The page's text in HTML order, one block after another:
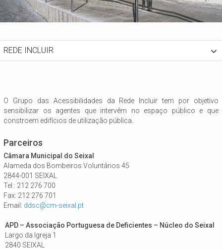
REDE INCLUIR
O Grupo das Acessibilidades da Rede Incluir tem por objetivo
sensibilizar os agentes que intervêm no espaço público e que
constroem edifícios de utilização pública.
Parceiros
Câmara Municipal do Seixal
Alameda dos Bombeiros Voluntários 45
2844-001 SEIXAL
Tel.: 212 276 700
Fax: 212 276 701
Email: ddsc@cm-seixal.pt
APD – Associação Portuguesa de Deficientes – Núcleo do Seixal
Largo da Igreja 1
2840 SEIXAL